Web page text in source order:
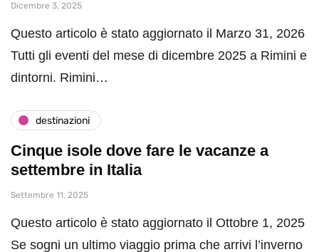
Dicembre 3, 2025
Questo articolo è stato aggiornato il Marzo 31, 2026
Tutti gli eventi del mese di dicembre 2025 a Rimini e
dintorni. Rimini…
destinazioni
Cinque isole dove fare le vacanze a
settembre in Italia
Settembre 11, 2025
Questo articolo è stato aggiornato il Ottobre 1, 2025
Se sogni un ultimo viaggio prima che arrivi l’inverno